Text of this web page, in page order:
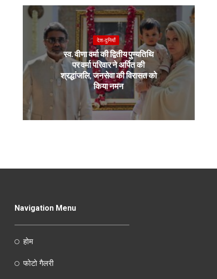
देश-दुनियाँ
स्व. वीणा वर्मा की द्वितीय पुण्यतिथि
पर वर्मा परिवार ने अर्पित की
श्रद्धांजलि, जनसेवा की विरासत को
किया नमन
Navigation Menu
होम
फोटो गैलरी